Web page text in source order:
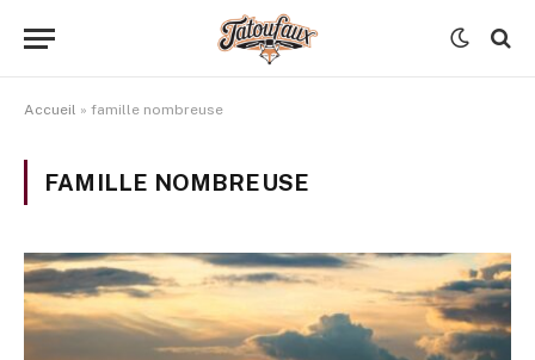
Accueil » famille nombreuse
FAMILLE NOMBREUSE